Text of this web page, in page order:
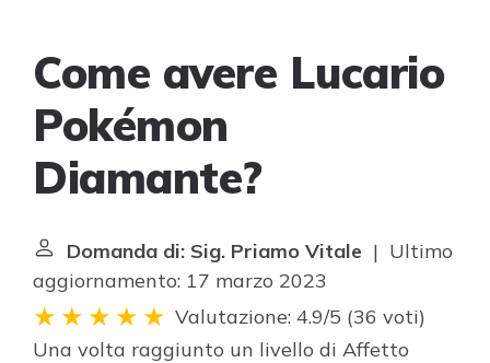
Come avere Lucario
Pokémon
Diamante?
Domanda di: Sig. Priamo Vitale | Ultimo
aggiornamento: 17 marzo 2023
Valutazione: 4.9/5 (36 voti)
Una volta raggiunto un livello di Affetto